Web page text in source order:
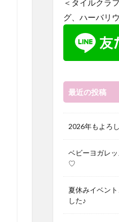
＜タイルクラ
グ、ハーバリ
最近の投稿
2026年もよろ
ベビーヨガレ
♡
夏休みイベン
した♪